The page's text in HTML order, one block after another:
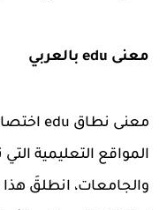
معنى edu بالعربي
المواقع التعليمية